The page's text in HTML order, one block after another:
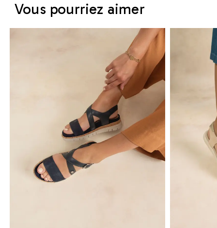
Vous pourriez aimer